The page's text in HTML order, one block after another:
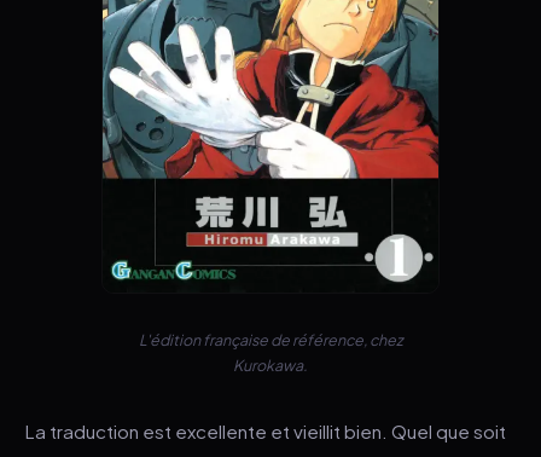
L'édition française de référence, chez
Kurokawa.
La traduction est excellente et vieillit bien. Quel que soit